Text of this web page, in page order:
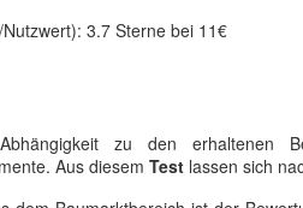
3.7 Sterne bei 11€
zu den erhaltenen
Aus diesem Test lassen sich